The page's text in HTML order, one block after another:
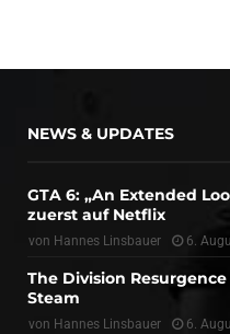
NEWS & UPDATES
GTA 6: „An Extended
zuerst auf Netflix
von Hannes Linsbauer 6.
The Division
Steam
von Hannes Linsbauer 6.